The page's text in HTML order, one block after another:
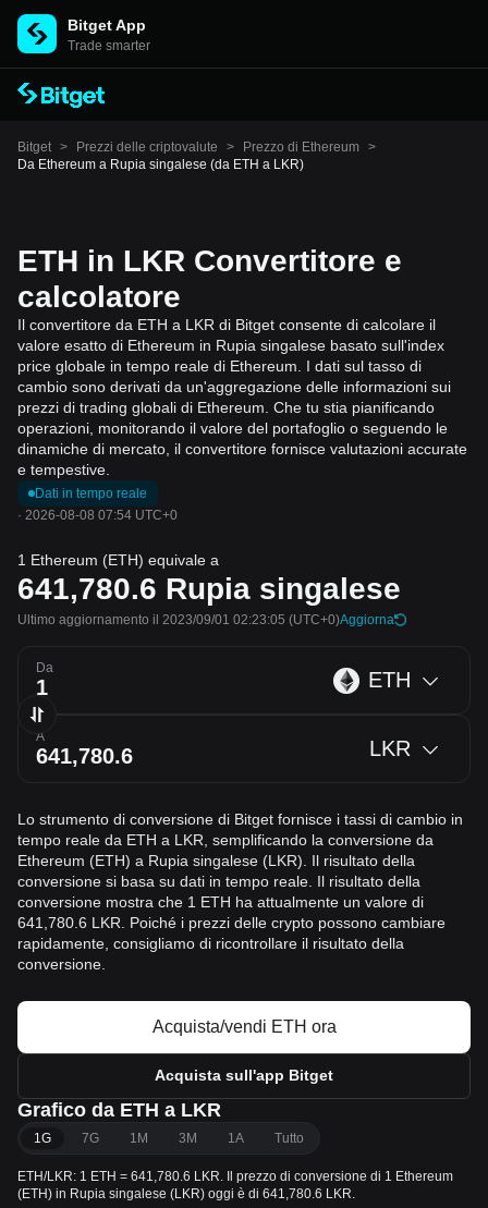
Bitget App
Trade smarter
Bitget > Prezzi delle criptovalute > Prezzo di Ethereum >
Da Ethereum a Rupia singalese (da ETH a LKR)
ETH in LKR Convertitore e
calcolatore
Il convertitore da ETH a LKR di Bitget consente di calcolare il
valore esatto di Ethereum in Rupia singalese basato sull'index
price globale in tempo reale di Ethereum. I dati sul tasso di
cambio sono derivati da un'aggregazione delle informazioni sui
prezzi di trading globali di Ethereum. Che tu stia pianificando
operazioni, monitorando il valore del portafoglio o seguendo le
dinamiche di mercato, il convertitore fornisce valutazioni accurate
e tempestive.
Dati in tempo reale
· 2026-08-08 07:54 UTC+0
1 Ethereum (ETH) equivale a
641,780.6 Rupia singalese
Ultimo aggiornamento il 2023/09/01 02:23:05 (UTC+0)Aggiorna
Da ETH
A LKR
Lo strumento di conversione di Bitget fornisce i tassi di cambio in
tempo reale da ETH a LKR, semplificando la conversione da
Ethereum (ETH) a Rupia singalese (LKR). Il risultato della
conversione si basa su dati in tempo reale. Il risultato della
conversione mostra che 1 ETH ha attualmente un valore di
641,780.6 LKR. Poiché i prezzi delle crypto possono cambiare
rapidamente, consigliamo di ricontrollare il risultato della
conversione.
Acquista/vendi ETH ora
Acquista sull'app Bitget
Grafico da ETH a LKR
1G 7G 1M 3M 1A Tutto
ETH/LKR: 1 ETH = 641,780.6 LKR. Il prezzo di conversione di 1 Ethereum
(ETH) in Rupia singalese (LKR) oggi è di 641,780.6 LKR.